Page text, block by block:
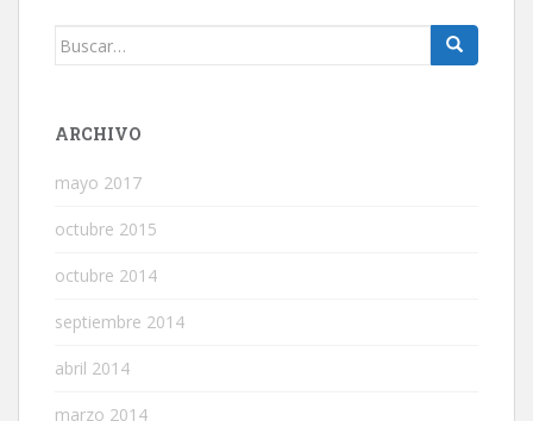
Buscar:
ARCHIVO
mayo 2017
octubre 2015
octubre 2014
septiembre 2014
abril 2014
marzo 2014